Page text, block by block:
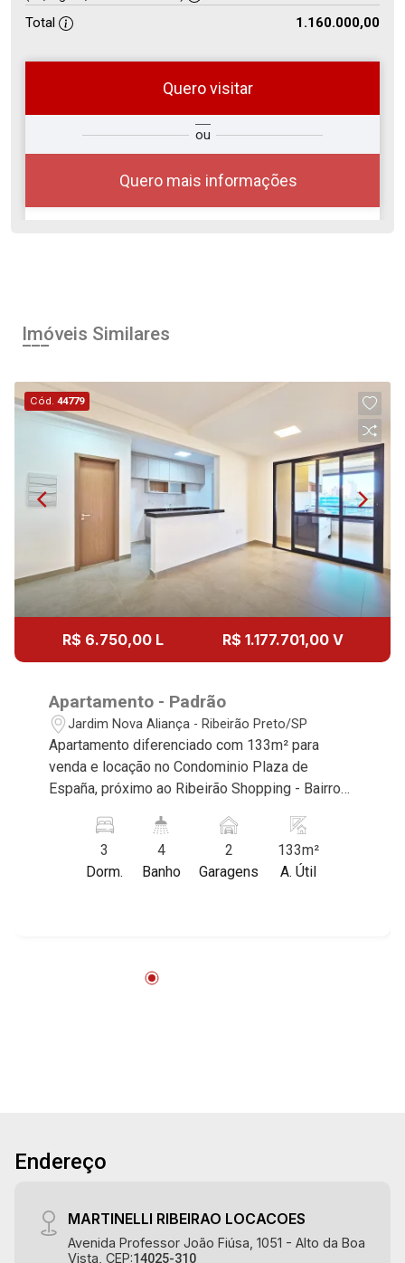
Total
1.160.000,00
Quero visitar
ou
Quero mais informações
Deseja
Comprar
ou
Alugar
?
Continuar
Imóveis Similares
Cód.44779
R$ 6.750,00 L R$ 1.177.701,00 V
Apartamento - Padrão
Jardim Nova Aliança - Ribeirão Preto/SP
Apartamento diferenciado com 133m² para
venda e locação no Condominio Plaza de
España, próximo ao Ribeirão Shopping - Bairro
Conheça as características deste imóvel que a
Martinelli Imobiliária selecionou para você: -
133m² de área útil - 3 suítes com armários -
Imobiliária - excelência absoluta no mercado
prestígio da região, incluindo: Marquises Park,
Les Alpes Residence, Porto Búzios, Sequóia,
Privilège, Grand Raya, Grand Paysage, Praças do
Sul, Uber Miró, Uber Corbusier, Le Monde Parc,
3
Dorm.
4
Banho
2
Garagens
133m²
A. Útil
Endereço
MARTINELLI RIBEIRAO LOCACOES
Avenida Professor João Fiúsa, 1051 - Alto da Boa
Vista, CEP:14025-310